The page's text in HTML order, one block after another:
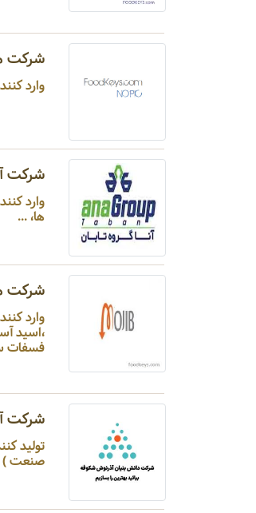
شرکت
وارد کننده پودر کاکائو، روغن جانشین کره کاکائو،
شرکت
ها، ...
شرکت
وارد
،اسید
فسفات
شرکت
صنعت )